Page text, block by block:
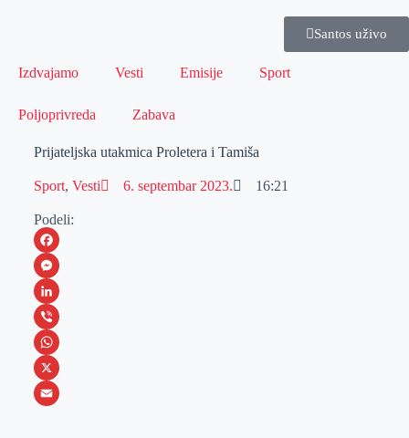
Santos uživo
Izdvajamo Vesti Emisije Sport
Poljoprivreda Zabava
Prijateljska utakmica Proletera i Tamiša
Sport, Vesti 6. septembar 2023. 16:21
Podeli:
F
a
c
e
b
o
M
e
s
s
e
L
i
n
k
V
i
b
W
h
X